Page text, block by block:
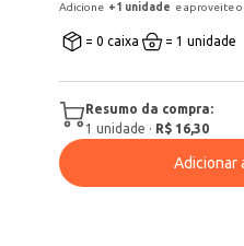
Adicione +1 unidade e aproveite
= 0 caixa = 1 unidade
Resumo da compra:
1 unidade · R$ 16,30
Adicionar